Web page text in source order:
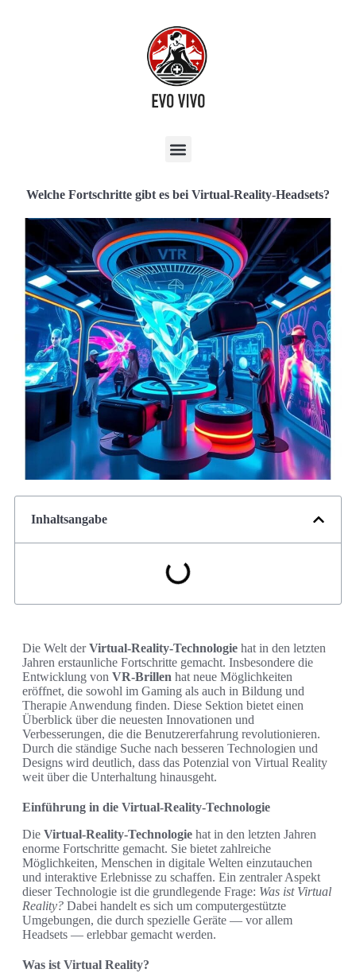
Welche Fortschritte gibt es bei Virtual-Reality-Headsets?
Inhaltsangabe
Die Welt derVirtual-Reality-Technologie hat in den letzten
Jahren erstaunliche Fortschritte gemacht. Insbesondere die
Entwicklung von VR-Brillen hat neue Möglichkeiten
eröffnet, die sowohl im Gaming als auch in Bildung und
Therapie Anwendung finden. Diese Sektion bietet einen
Überblick über die neuesten Innovationen und
Verbesserungen, die die Benutzererfahrung revolutionieren.
Durch die ständige Suche nach besseren Technologien und
Designs wird deutlich, dass das Potenzial von Virtual Reality
weit über die Unterhaltung hinausgeht.
Einführung in die Virtual-Reality-Technologie
Die Virtual-Reality-Technologie hat in den letzten Jahren
enorme Fortschritte gemacht. Sie bietet zahlreiche
Möglichkeiten, Menschen in digitale Welten einzutauchen
und interaktive Erlebnisse zu schaffen. Ein zentraler Aspekt
dieser Technologie ist die grundlegende Frage: Was ist Virtual
Reality? Dabei handelt es sich um computergestützte
Umgebungen, die durch spezielle Geräte — vor allem
Headsets — erlebbar gemacht werden.
Was ist Virtual Reality?